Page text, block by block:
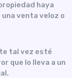
haya
venta veloz o
tal vez esté
que lo lleva a un